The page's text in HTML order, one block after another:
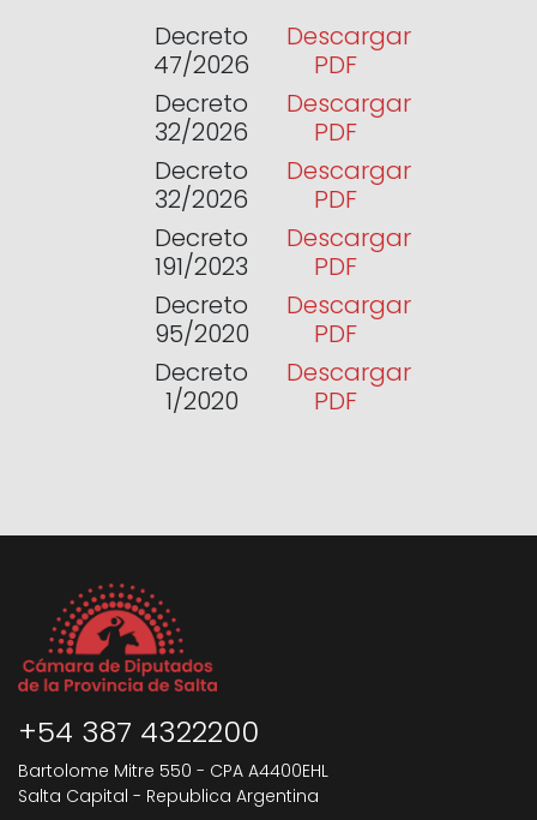
Decreto
47/2026
Descargar
PDF
Decreto
32/2026
Descargar
PDF
Decreto
32/2026
Descargar
PDF
Decreto
191/2023
Descargar
PDF
Decreto
95/2020
Descargar
PDF
Decreto
1/2020
Descargar
PDF
+54 387 4322200
Bartolome Mitre 550 - CPA A4400EHL
Salta Capital - Republica Argentina